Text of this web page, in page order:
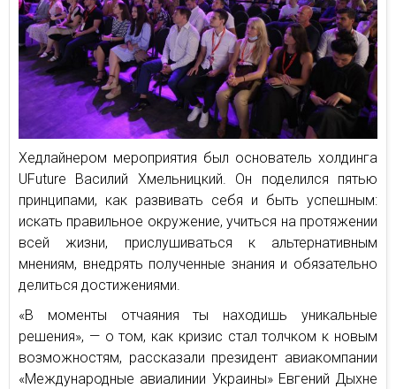
Хедлайнером мероприятия был основатель холдинга
UFuture Василий Хмельницкий. Он поделился пятью
принципами, как развивать себя и быть успешным:
искать правильное окружение, учиться на протяжении
всей жизни, прислушиваться к альтернативным
мнениям, внедрять полученные знания и обязательно
делиться достижениями.
«В моменты отчаяния ты находишь уникальные
решения», — о том, как кризис стал толчком к новым
возможностям, рассказали президент авиакомпании
«Международные авиалинии Украины» Евгений Дыхне